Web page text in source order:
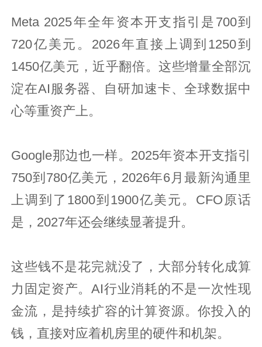
Meta 2025年全年资本开支指引是700到
720亿美元。2026年直接上调到1250到
1450亿美元，近乎翻倍。这些增量全部沉
淀在AI服务器、自研加速卡、全球数据中
心等重资产上。
Google那边也一样。2025年资本开支指引
750到780亿美元，2026年6月最新沟通里
上调到了1800到1900亿美元。CFO原话
是，2027年还会继续显著提升。
这些钱不是花完就没了，大部分转化成算
力固定资产。AI行业消耗的不是一次性现
金流，是持续扩容的计算资源。你投入的
钱，直接对应着机房里的硬件和机架。